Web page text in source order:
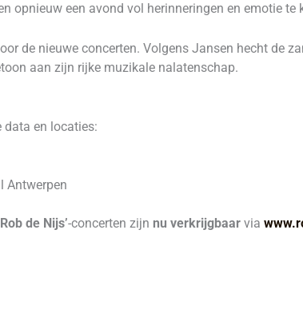
opnieuw een avond vol herinneringen en emotie te
de nieuwe concerten. Volgens Jansen hecht de
aan zijn rijke muzikale nalatenschap.
data en locaties:
Antwerpen
de Nijs’-concerten zijn nu verkrijgbaar via